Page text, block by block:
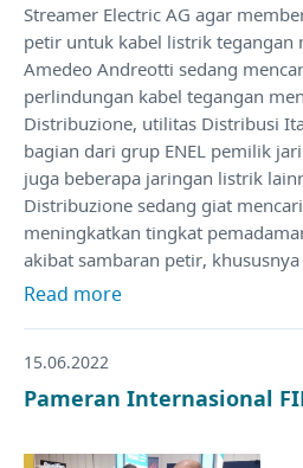
Streamer Electric AG agar
petir untuk kabel listrik tegangan
Amedeo Andreotti sedang
perlindungan kabel tegangan
Distribuzione, utilitas Distribusi
bagian dari grup ENEL pemilik
juga beberapa jaringan listrik
Distribuzione sedang giat
meningkatkan tingkat
akibat sambaran petir,
Read more
15.06.2022
Pameran Internasional